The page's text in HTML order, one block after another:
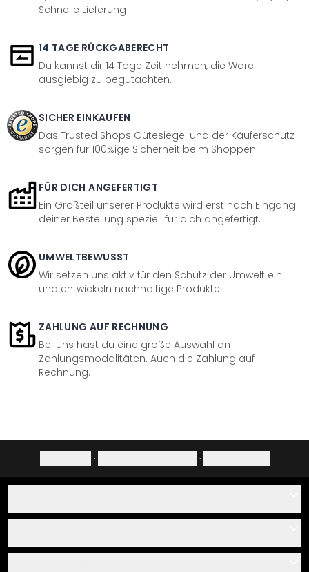
Schnelle Lieferung
14 TAGE RÜCKGABERECHT
Du kannst dir 14 Tage Zeit nehmen, die Ware
ausgiebig zu begutachten.
SICHER EINKAUFEN
Das Trusted Shops Gütesiegel und der Käuferschutz
sorgen für 100%ige Sicherheit beim Shoppen.
FÜR DICH ANGEFERTIGT
Ein Großteil unserer Produkte wird erst nach Eingang
deiner Bestellung speziell für dich angefertigt.
UMWELTBEWUSST
Wir setzen uns aktiv für den Schutz der Umwelt ein
und entwickeln nachhaltige Produkte.
ZAHLUNG AUF RECHNUNG
Bei uns hast du eine große Auswahl an
Zahlungsmodalitäten. Auch die Zahlung auf
Rechnung.
· ·
Über uns